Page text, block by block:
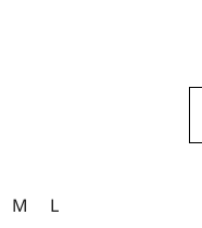
M L